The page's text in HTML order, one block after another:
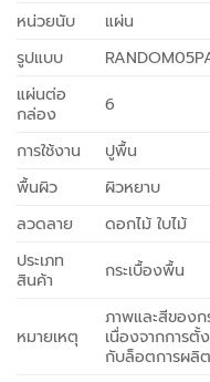
หน่วยนับ
แผ่น
รูปแบบ
แผ่นต่อ
กล่อง
6
การใช้งาน
ปูพื้น
พื้นผิว
ผิวหยาบ
ลวดลาย
ดอกไม้ ใบไม้
ประเภท
สินค้า
กระเบื้องพื้น
หมายเหตุ
ภาพและสีของก
เนื่องจากการ
กับล็อตการผลิ